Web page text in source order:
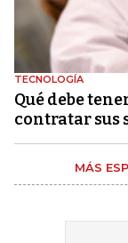
TECNOLOGÍA
Qué debe
contratar sus
MÁS